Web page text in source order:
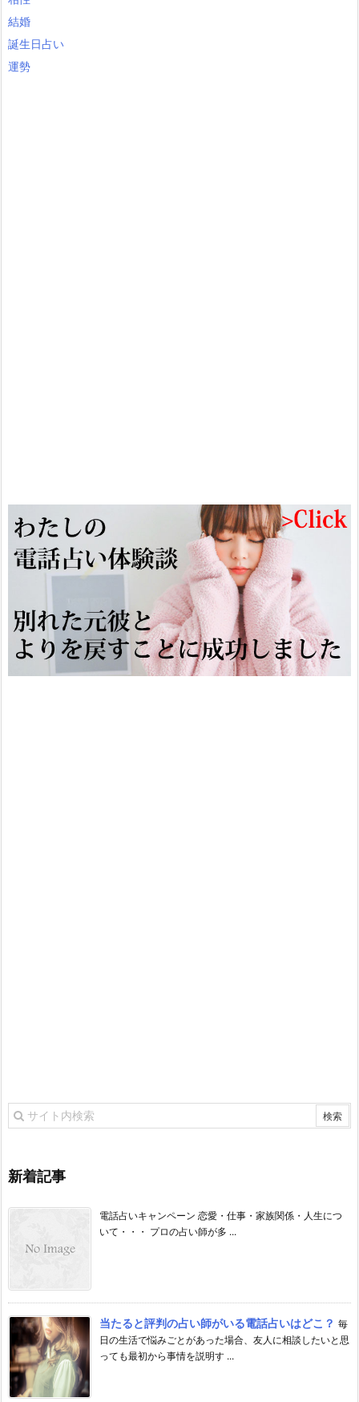
結婚
誕生日占い
運勢
新着記事
電話占いキャンペーン 恋愛・仕事・家族関係・人生につ
いて・・・ プロの占い師が多 ...
当たると評判の占い師がいる電話占いはどこ？ 毎
日の生活で悩みごとがあった場合、友人に相談したいと思
っても最初から事情を説明す ...